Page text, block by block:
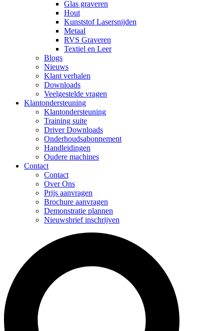
Glas graveren
Hout
Kunststof Lasersnijden
Metaal
RVS Graveren
Textiel en Leer
Blogs
Nieuws
Klant verhalen
Downloads
Veelgestelde vragen
Klantondersteuning
Klantondersteuning
Training suite
Driver Downloads
Onderhoudsabonnement
Handleidingen
Oudere machines
Contact
Contact
Over Ons
Prijs aanvragen
Brochure aanvragen
Demonstratie plannen
Nieuwsbrief inschrijven